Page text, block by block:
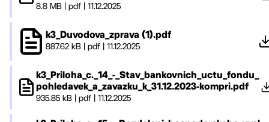
8.8 MB pdf 11.12.2025
k3_Duvodova_zprava (1).pdf
887.62 kB pdf 11.12.2025
k3_Priloha_c._14_-_Stav_bankovnich_uctu_fondu_
pohledavek_a_zavazku_k_31.12.2023-kompri.pdf
935.85 kB pdf 11.12.2025